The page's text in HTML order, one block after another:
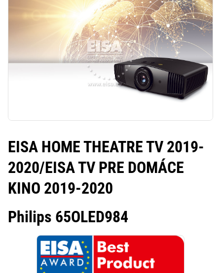
EISA HOME THEATRE TV 2019-
2020/EISA TV PRE DOMÁCE
KINO 2019-2020
Philips 65OLED984